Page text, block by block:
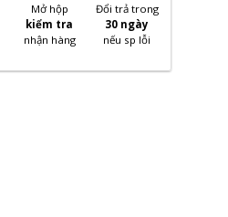
Mở hộp
kiểm tra
nhận hàng
Đổi trả trong
30 ngày
nếu sp lỗi